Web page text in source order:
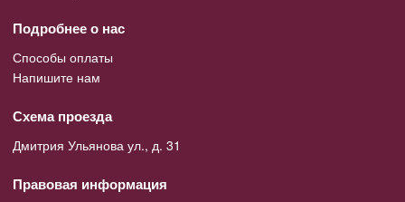
Подробнее о нас
Способы оплаты
Напишите нам
Схема проезда
Дмитрия Ульянова ул., д. 31
Правовая информация